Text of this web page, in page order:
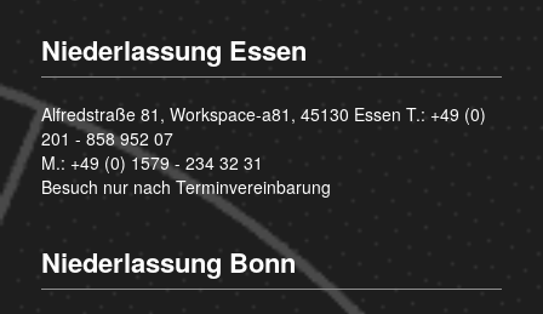
Niederlassung Essen
Alfredstraße 81, Workspace-a81, 45130 Essen T.: +49 (0)
201 - 858 952 07
M.: +49 (0) 1579 - 234 32 31
Besuch nur nach Terminvereinbarung
Niederlassung Bonn